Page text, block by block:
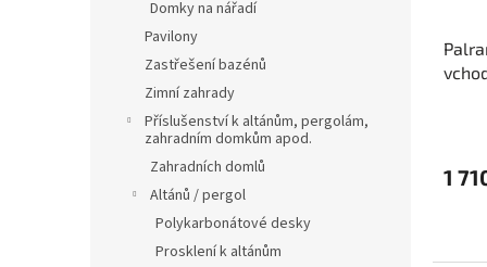
Domky na nářadí
Pavilony
Zastřešení bazénů
Zimní zahrady
Příslušenství k altánům, pergolám,
zahradním domkům apod.
Zahradních domlů
Altánů / pergol
Polykarbonátové desky
Prosklení k altánům
1